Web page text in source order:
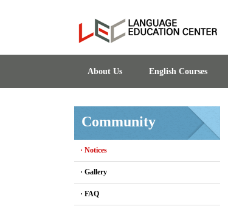
About Us English Courses
Community
· Notices
· Gallery
· FAQ